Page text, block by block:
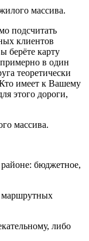
массива.
подсчитать
клиентов
берёте карту
в один
теоретически
имеет к Вашему
этого дороги,
массива.
бюджетное,
маршрутных
либо